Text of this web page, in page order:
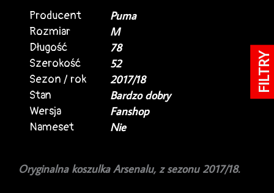
Producent
Puma
Rozmiar
M
Długość
78
Szerokość
52
Sezon / rok
2017/18
Stan
Bardzo dobry
Wersja
Fanshop
Nameset
Nie
Oryginalna koszulka Arsenalu, z sezonu 2017/18.
FILTRY